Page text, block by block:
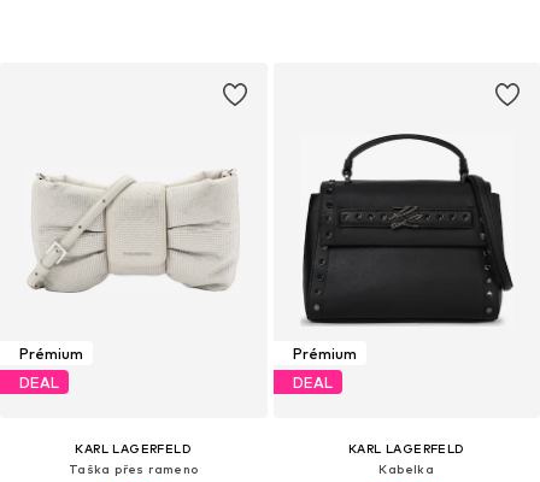
Prémium
DEAL
KARL LAGERFELD
Taška přes rameno
Prémium
DEAL
KARL LAGERFELD
Kabelka